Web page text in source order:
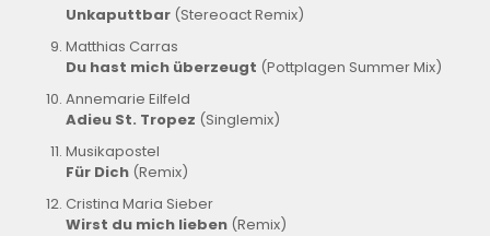
Unkaputtbar (Stereoact Remix)
Matthias Carras
Du hast mich überzeugt (Pottplagen Summer Mix)
Annemarie Eilfeld
Adieu St. Tropez (Singlemix)
Musikapostel
Für Dich (Remix)
Cristina Maria Sieber
Wirst du mich lieben (Remix)